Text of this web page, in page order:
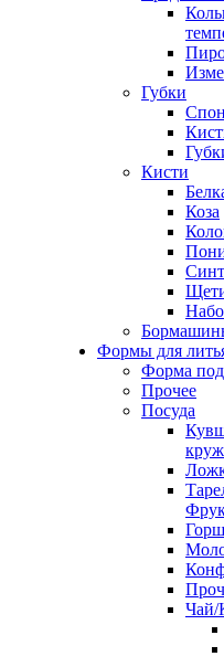
Губки
Кисти
Коза
Формы для
Форма
Прочее
Посуда
Чай/